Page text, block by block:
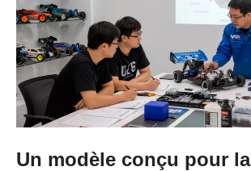
Un modèle conçu pour la